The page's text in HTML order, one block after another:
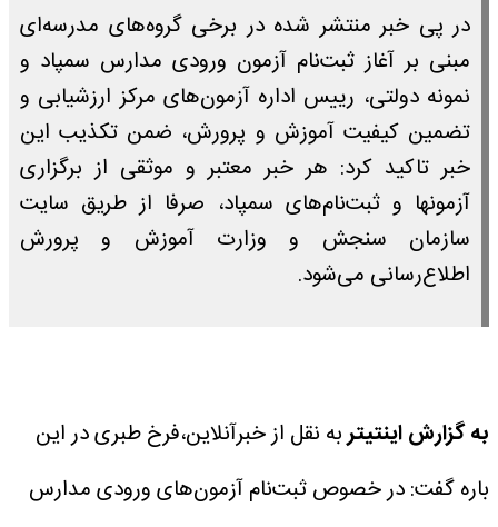
در پی خبر منتشر شده در برخی گروه‌های مدرسه‌ای
مبنی بر آغاز ثبت‌نام آزمون ورودی مدارس سمپاد و
نمونه دولتی، رییس اداره آزمون‌های مرکز ارزشیابی و
تضمین کیفیت آموزش و پرورش، ضمن تکذیب این
خبر تاکید کرد: هر خبر معتبر و موثقی از برگزاری
آزمونها و ثبت‌نام‌های سمپاد، صرفا از طریق سایت
سازمان سنجش و وزارت آموزش و پرورش
اطلاع‌رسانی می‌شود.
به گزارش اینتیتربه نقل از خبرآنلاین،فرخ طبری در این
باره گفت: در خصوص ثبت‌نام آزمون‌های ورودی مدارس